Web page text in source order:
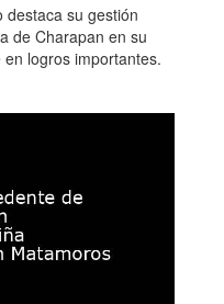
destaca su gestión
de Charapan en su
logros importantes.